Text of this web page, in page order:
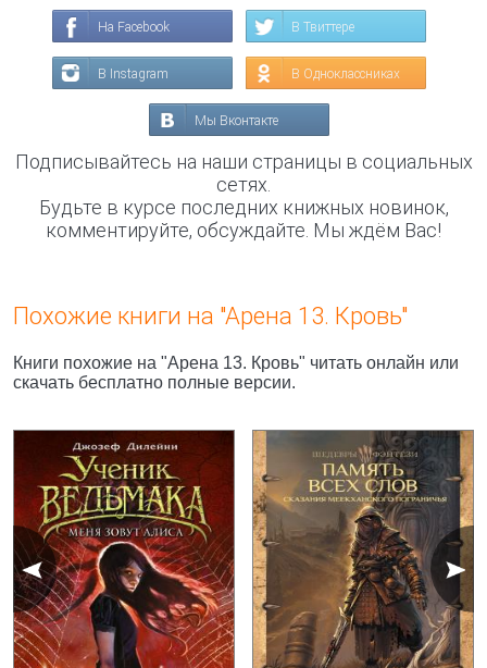
На Facebook В Твиттере
В Instagram В Одноклассниках
Мы Вконтакте
Подписывайтесь на наши страницы в социальных
сетях.
Будьте в курсе последних книжных новинок,
комментируйте, обсуждайте. Мы ждём Вас!
Похожие книги на "Арена 13. Кровь"
Книги похожие на "Арена 13. Кровь" читать онлайн или
скачать бесплатно полные версии.